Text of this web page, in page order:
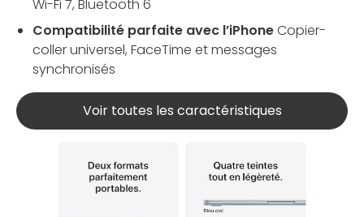
Wi-Fi 7, Bluetooth 6
Compatibilité parfaite avec l’iPhoneCopier-
coller universel, FaceTime et messages
synchronisés
Voir toutes les caractéristiques